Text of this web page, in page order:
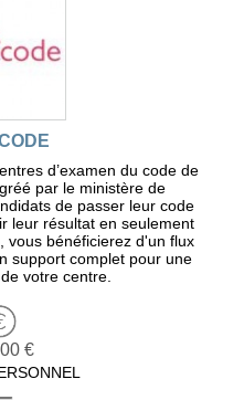
d’examen du code de
par le ministère de
de passer leur code
leur résultat en seulement
vous bénéficierez d'un flux
support complet pour une
votre centre.
€